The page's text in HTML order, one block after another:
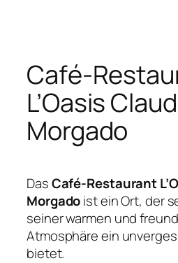
springen
Café-
L’Oasis
Morgado
DasCafé-Restaurant
Morgadoist ein Ort, der
seiner warmen und
Atmosphäre ein
bietet.